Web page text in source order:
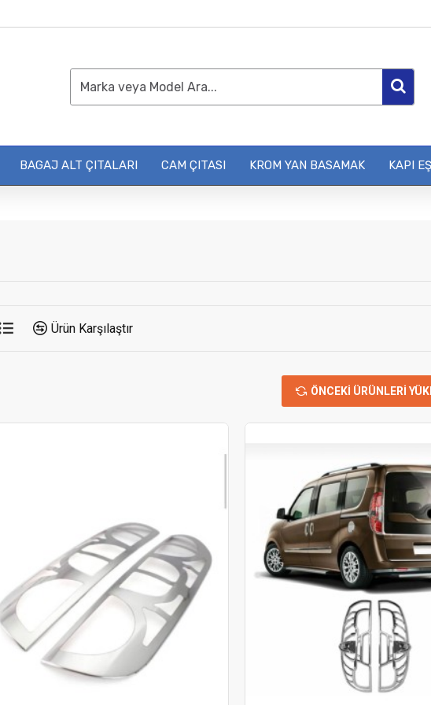
BAGAJ ALT ÇITALARI CAM ÇITASI KROM YAN BASAMAK KAPI
Ürün Karşılaştır
ÖNCEKI ÜRÜNLERI